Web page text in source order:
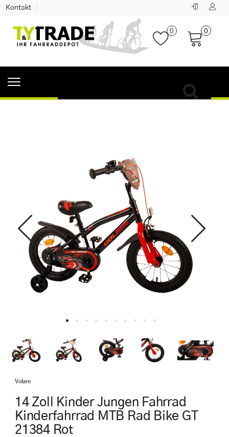
Kontakt
0 0
Volare
14 Zoll Kinder Jungen Fahrrad
Kinderfahrrad MTB Rad Bike GT
21384 Rot